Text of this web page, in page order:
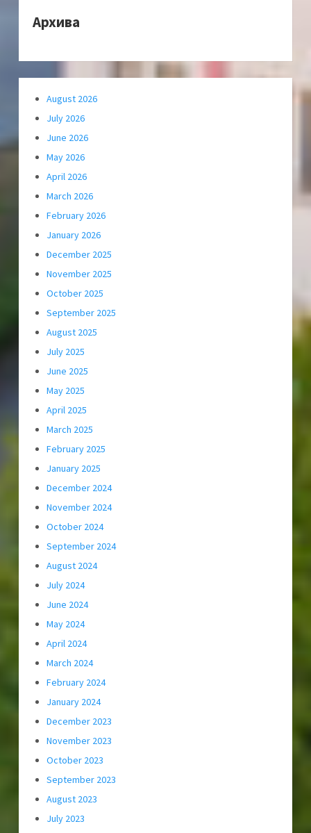
Архива
August 2026
July 2026
June 2026
May 2026
April 2026
March 2026
February 2026
January 2026
December 2025
November 2025
October 2025
September 2025
August 2025
July 2025
June 2025
May 2025
April 2025
March 2025
February 2025
January 2025
December 2024
November 2024
October 2024
September 2024
August 2024
July 2024
June 2024
May 2024
April 2024
March 2024
February 2024
January 2024
December 2023
November 2023
October 2023
September 2023
August 2023
July 2023